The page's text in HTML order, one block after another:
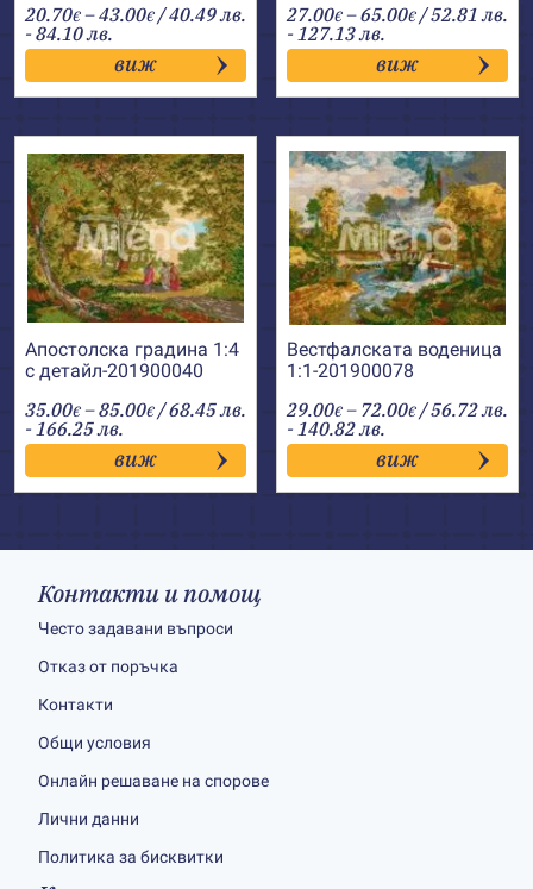
20.70€ –43.00€Price
range:
20.70€
through
43.00€
/ 40.49 лв.
- 84.10 лв.
виж
27.00€ –65.00€Price
range:
27.00€
through
65.00€
/ 52.81 лв.
- 127.13 лв.
виж
Апостолска градина 1:4
с детайл-201900040
35.00€ –85.00€Price
range:
35.00€
through
85.00€
/ 68.45 лв.
- 166.25 лв.
виж
Вестфалската воденица
1:1-201900078
29.00€ – 72.00€Price
range:
29.00€
through
72.00€
/ 56.72 лв.
- 140.82 лв.
виж
Контакти и помощ
Често задавани въпроси
Отказ от поръчка
Контакти
Общи условия
Онлайн решаване на спорове
Лични данни
Политика за бисквитки